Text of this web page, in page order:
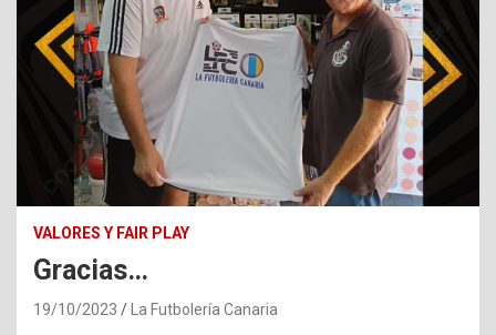
VALORES Y FAIR PLAY
Gracias…
19/10/2023 La Futbolería Canaria